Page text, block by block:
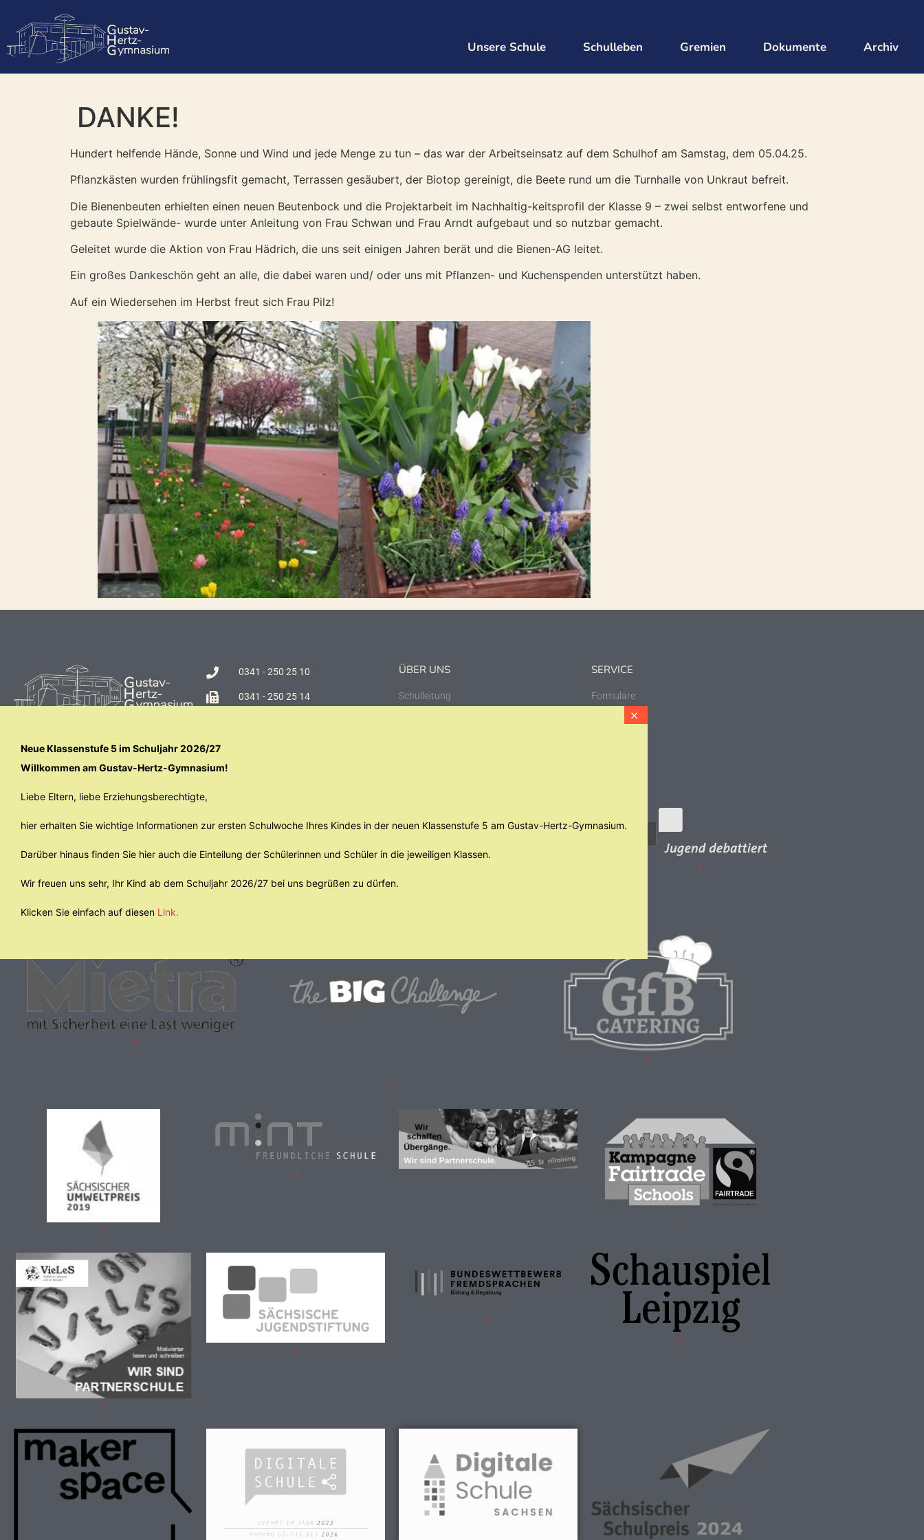
Unsere Schule Schulleben Gremien Dokumente Archiv
DANKE!
Hundert helfende Hände, Sonne und Wind und jede Menge zu tun – das war der Arbeitseinsatz auf dem Schulhof am Samstag, dem 05.04.25.
Pflanzkästen wurden frühlingsfit gemacht, Terrassen gesäubert, der Biotop gereinigt, die Beete rund um die Turnhalle von Unkraut befreit.
Die Bienenbeuten erhielten einen neuen Beutenbock und die Projektarbeit im Nachhaltig-keitsprofil der Klasse 9 – zwei selbst entworfene und
gebaute Spielwände- wurde unter Anleitung von Frau Schwan und Frau Arndt aufgebaut und so nutzbar gemacht.
Geleitet wurde die Aktion von Frau Hädrich, die uns seit einigen Jahren berät und die Bienen-AG leitet.
Ein großes Dankeschön geht an alle, die dabei waren und/ oder uns mit Pflanzen- und Kuchenspenden unterstützt haben.
Auf ein Wiedersehen im Herbst freut sich Frau Pilz!
0341 - 250 25 10
0341 - 250 25 14
ÜBER UNS
Schulleitung
SERVICE
Formulare
Datenschutz
Neue Klassenstufe 5 im Schuljahr 2026/27
Willkommen am Gustav-Hertz-Gymnasium!
Liebe Eltern, liebe Erziehungsberechtigte,
hier erhalten Sie wichtige Informationen zur ersten Schulwoche Ihres Kindes in der neuen Klassenstufe 5 am Gustav-Hertz-Gymnasium.
Darüber hinaus finden Sie hier auch die Einteilung der Schülerinnen und Schüler in die jeweiligen Klassen.
Wir freuen uns sehr, Ihr Kind ab dem Schuljahr 2026/27 bei uns begrüßen zu dürfen.
Klicken Sie einfach auf diesen Link.